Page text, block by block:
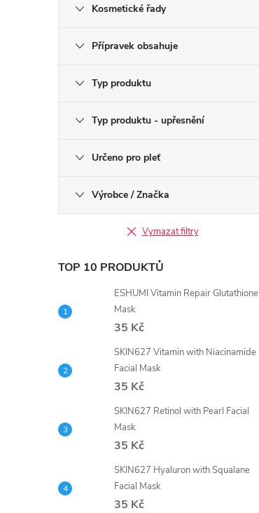
Kosmetické řady
Přípravek obsahuje
Typ produktu
Typ produktu - upřesnění
Určeno pro pleť
Výrobce / Značka
Vymazat filtry
TOP 10 PRODUKTŮ
ESHUMI Vitamin Repair Glutathione
Mask
35 Kč
SKIN627 Vitamin with Niacinamide
Facial Mask
35 Kč
SKIN627 Retinol with Pearl Facial
Mask
35 Kč
SKIN627 Hyaluron with Squalane
Facial Mask
35 Kč